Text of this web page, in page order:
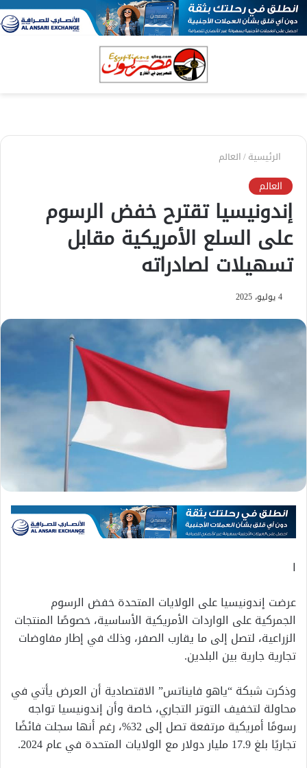
الرئيسية/العالم
العالم
إندونيسيا تقترح خفض الرسوم
على السلع الأمريكية مقابل
تسهيلات لصادراته
4 يوليو، 2025
ا
عرضت إندونيسيا على الولايات المتحدة خفض الرسوم
الجمركية على الواردات الأمريكية الأساسية، خصوصًا المنتجات
الزراعية، لتصل إلى ما يقارب الصفر، وذلك في إطار مفاوضات
تجارية جارية بين البلدين.
وذكرت شبكة “ياهو فايناتس” الاقتصادية أن العرض يأتي في
محاولة لتخفيف التوتر التجاري، خاصة وأن إندونيسيا تواجه
رسومًا أمريكية مرتفعة تصل إلى 32%، رغم أنها سجلت فائضًا
تجاريًا بلغ 17.9 مليار دولار مع الولايات المتحدة في عام 2024.